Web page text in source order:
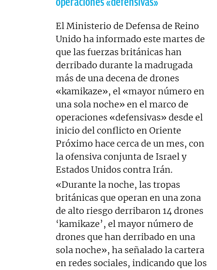
El Ministerio de Defensa de Reino
Unido ha informado este martes de
que las fuerzas británicas han
derribado durante la madrugada
más de una decena de drones
«kamikaze», el «mayor número en
una sola noche» en el marco de
operaciones «defensivas» desde el
inicio del conflicto en Oriente
Próximo hace cerca de un mes, con
la ofensiva conjunta de Israel y
Estados Unidos contra Irán.
«Durante la noche, las tropas
británicas que operan en una zona
de alto riesgo derribaron 14 drones
‘kamikaze’, el mayor número de
drones que han derribado en una
sola noche», ha señalado la cartera
en redes sociales, indicando que los